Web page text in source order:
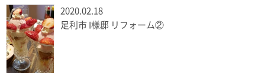
2020.02.18
足利市 I様邸 リフォーム②